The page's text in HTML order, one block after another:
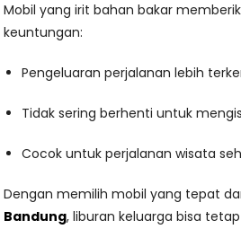
Mobil yang irit bahan bakar
keuntungan:
Pengeluaran perjalanan lebih
Tidak sering berhenti untuk
Cocok untuk perjalanan wisata
Dengan memilih mobil yang tepat
Bandung, liburan keluarga bisa